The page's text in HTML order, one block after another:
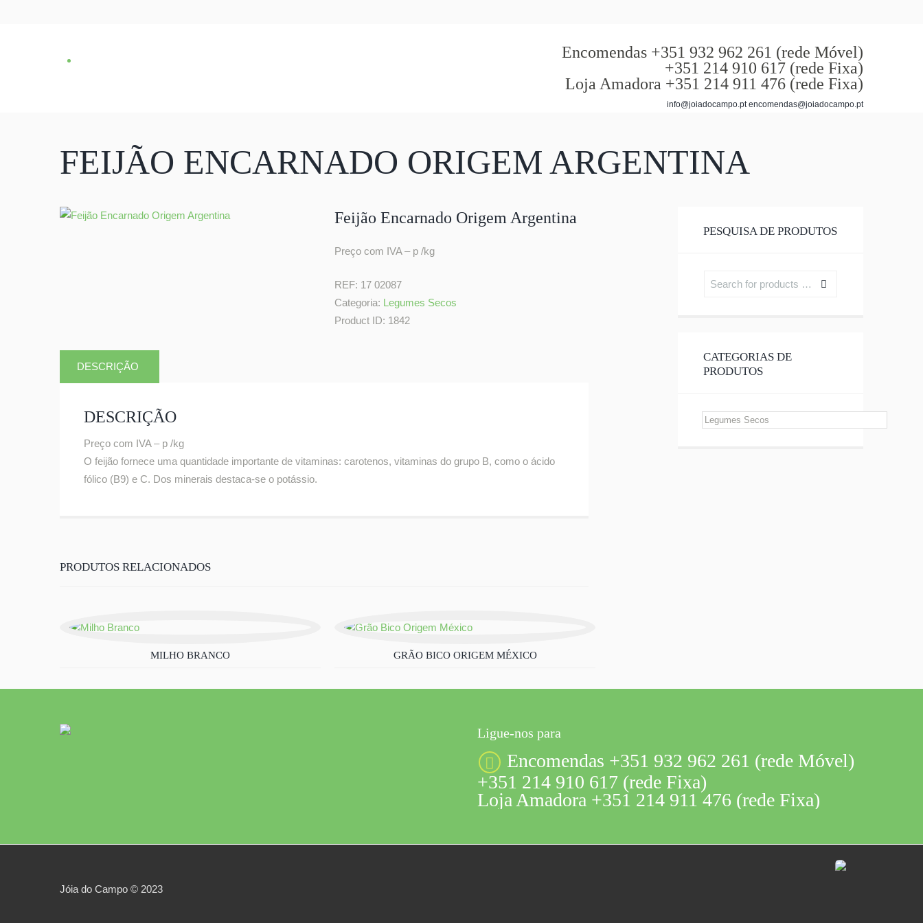
Encomendas +351 932 962 261 (rede Móvel)
+351 214 910 617 (rede Fixa)
Loja Amadora +351 214 911 476 (rede Fixa)
info@joiadocampo.pt encomendas@joiadocampo.pt
FEIJÃO ENCARNADO ORIGEM ARGENTINA
Feijão Encarnado Origem Argentina
Preço com IVA – p /kg
REF: 17 02087
Categoria: Legumes Secos
Product ID: 1842
DESCRIÇÃO
DESCRIÇÃO
Preço com IVA – p /kg
O feijão fornece uma quantidade importante de vitaminas: carotenos, vitaminas do grupo B, como o ácido
fólico (B9) e C. Dos minerais destaca-se o potássio.
PRODUTOS RELACIONADOS
MILHO BRANCO GRÃO BICO ORIGEM MÉXICO
PESQUISA DE PRODUTOS
CATEGORIAS DE
PRODUTOS
Ligue-nos para
Encomendas +351 932 962 261 (rede Móvel)
+351 214 910 617 (rede Fixa)
Loja Amadora +351 214 911 476 (rede Fixa)
Jóia do Campo © 2023